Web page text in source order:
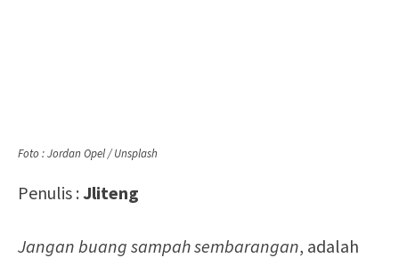
Foto : Jordan Opel / Unsplash
Penulis : Jliteng
Jangan buang sampah sembarangan, adalah